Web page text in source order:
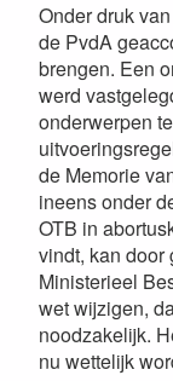
Onder druk
de PvdA
brengen. Een
werd
onderwerpen
de Memorie
ineens onder
OTB in
vindt, kan
Ministerieel
wet wijzigen,
noodzakelijk.
nu wettelijk